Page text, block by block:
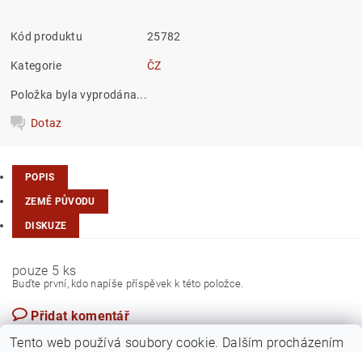
Kód produktu 25782
Kategorie ČZ
Položka byla vyprodána...
Dotaz
POPIS
ZEMĚ PŮVODU
DISKUZE
pouze 5 ks
Buďte první, kdo napíše příspěvek k této položce.
Přidat komentář
Tento web používá soubory cookie. Dalším procházením